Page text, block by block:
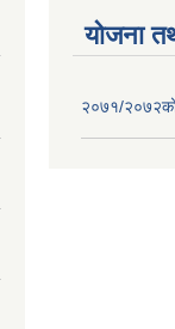
योजना
२०७१/